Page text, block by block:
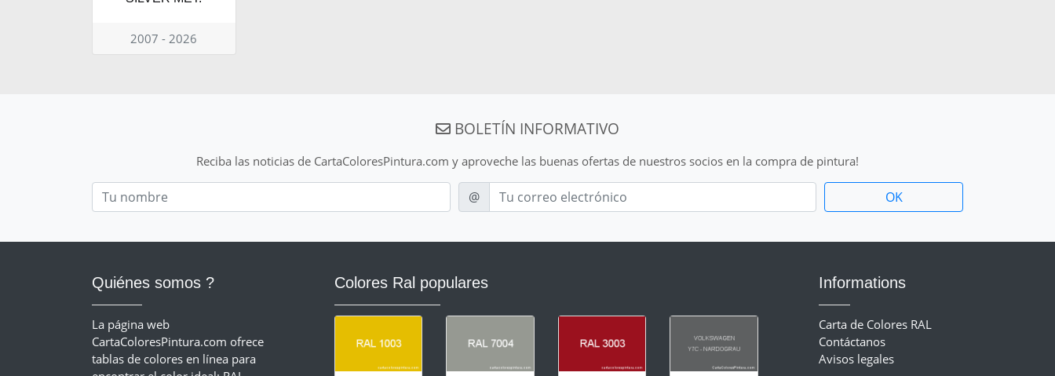
2007 - 2026
BOLETÍN INFORMATIVO
Reciba las noticias de CartaColoresPintura.com y aproveche las buenas ofertas de nuestros socios en la compra de pintura!
Nom
E-mail
@
Quiénes somos ?
La página web
CartaColoresPintura.com ofrece
tablas de colores en línea para
Colores Ral populares Informations
Carta de Colores RAL
Contáctanos
Avisos legales